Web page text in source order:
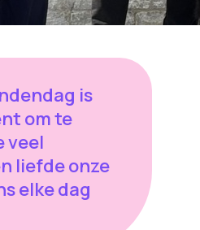
is
om te
veel
liefde onze
elke dag